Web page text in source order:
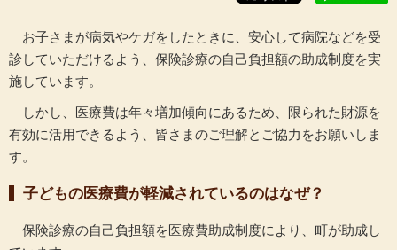
ュ
ー
示
お子さまが病気やケガをしたときに、安心して病院などを受
診していただけるよう、保険診療の自己負担額の助成制度を実
施しています。
しかし、医療費は年々増加傾向にあるため、限られた財源を
有効に活用できるよう、皆さまのご理解とご協力をお願いしま
す。
子どもの医療費が軽減されているのはなぜ？
保険診療の自己負担額を医療費助成制度により、町が助成し